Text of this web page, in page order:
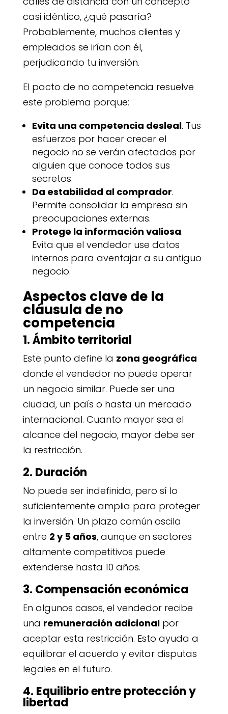
casi idéntico, ¿qué pasaría?
Probablemente, muchos clientes y
empleados se irían con él,
perjudicando tu inversión.
El pacto de no competencia resuelve
este problema porque:
Evita una competencia desleal. Tus
esfuerzos por hacer crecer el
negocio no se verán afectados por
alguien que conoce todos sus
secretos.
Da estabilidad al comprador.
Permite consolidar la empresa sin
preocupaciones externas.
Protege la información valiosa.
Evita que el vendedor use datos
internos para aventajar a su antiguo
negocio.
Aspectos clave de la
cláusula de no
competencia
1. Ámbito territorial
Este punto define la zona geográfica
donde el vendedor no puede operar
un negocio similar. Puede ser una
ciudad, un país o hasta un mercado
internacional. Cuanto mayor sea el
alcance del negocio, mayor debe ser
la restricción.
2. Duración
No puede ser indefinida, pero sí lo
suficientemente amplia para proteger
la inversión. Un plazo común oscila
entre 2 y 5 años, aunque en sectores
altamente competitivos puede
extenderse hasta 10 años.
3. Compensación económica
En algunos casos, el vendedor recibe
una remuneración adicionalpor
aceptar esta restricción. Esto ayuda a
equilibrar el acuerdo y evitar disputas
legales en el futuro.
4. Equilibrio entre protección y
libertad